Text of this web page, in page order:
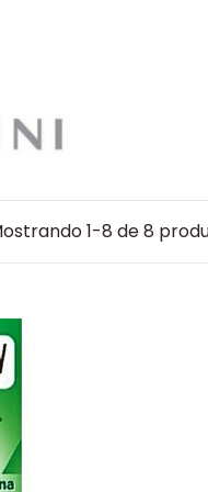
1-8 de 8